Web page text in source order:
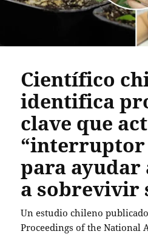
Científico
identifica
clave que
“interruptor
para ayudar
a sobrevivir
Un estudio chileno
Proceedings of the National